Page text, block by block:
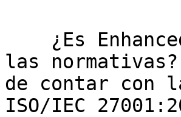
las
de contar con
ISO/IEC